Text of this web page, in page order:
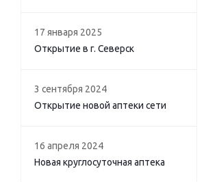
17 января 2025
Открытие в г. Северск
3 сентября 2024
Открытие новой аптеки сети
16 апреля 2024
Новая круглосуточная аптека